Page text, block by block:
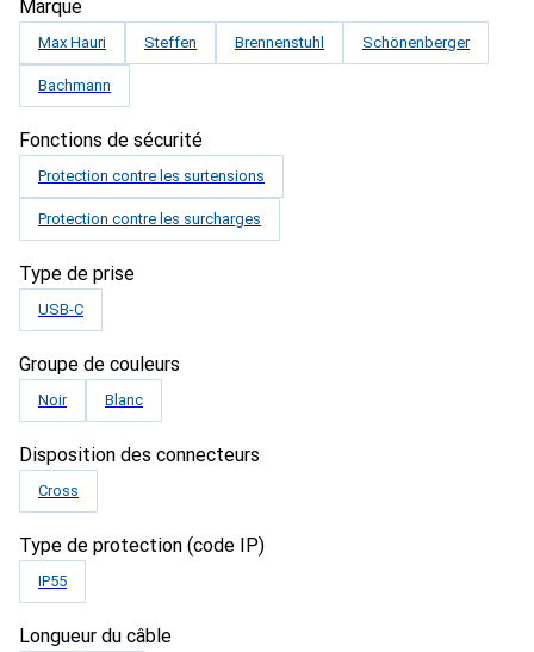
Marque
Max Hauri Steffen Brennenstuhl Schönenberger
Bachmann
Fonctions de sécurité
Protection contre les surtensions
Protection contre les surcharges
Type de prise
USB-C
Groupe de couleurs
Noir Blanc
Disposition des connecteurs
Cross
Type de protection (code IP)
IP55
Longueur du câble